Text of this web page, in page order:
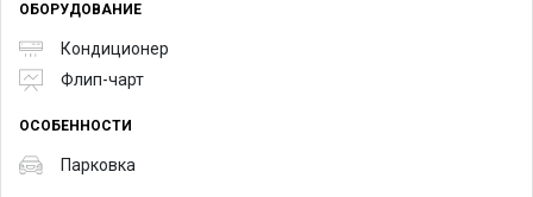
ОБОРУДОВАНИЕ
Кондиционер
Флип-чарт
ОСОБЕННОСТИ
Парковка